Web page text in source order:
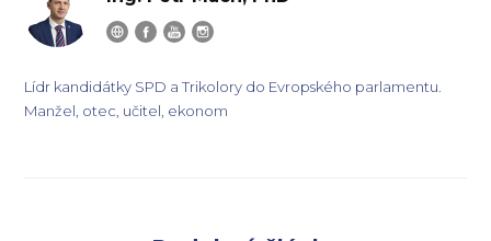
Lídr kandidátky SPD a Trikolory do Evropského parlamentu.
Manžel, otec, učitel, ekonom